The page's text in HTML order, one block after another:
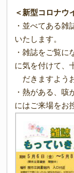
＜新型コロナウ
・並べてある雑
いたします。
・雑誌をご覧に
に気を付けて、
だきますよう
・熱がある、咳
にはご来場をお